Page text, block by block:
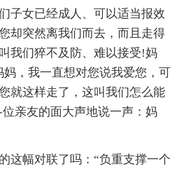
子女已经成人、可以适当报效
却突然离我们而去，而且走得
我们猝不及防、难以接受!妈
，我一直想对您说我爱您，可
就这样走了，这叫我们怎么能
亲友的面大声地说一声：妈
这幅对联了吗：“负重支撑一个